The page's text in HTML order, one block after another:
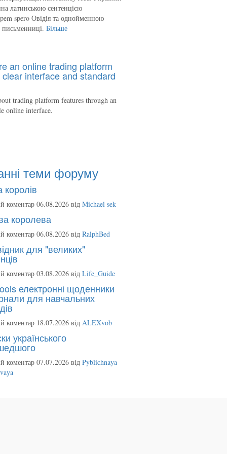
латинською сентенцією
spero Овідія та однойменною
письменниці. Більше
an online trading platform
interface and standard
trading platform features through an
online interface.
теми форуму
коментар 06.08.2026 від Michael sek
королева
коментар 06.08.2026 від RalphBed
для "великих"
коментар 03.08.2026 від Life_Guide
електронні щоденники
для навчальних
коментар 18.07.2026 від ALEXvob
українського
коментар 07.07.2026 від Pyblichnaya